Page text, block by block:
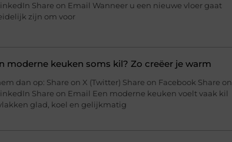
Share on Email Wanneer u een nieuwe vloer gaat
zijn om voor
moderne keuken soms kil? Zo creëer je warm
dan op: Share on X (Twitter) Share on Facebook Share on
Share on Email Een moderne keuken voelt vaak kil
glad, koel en gelijkmatig